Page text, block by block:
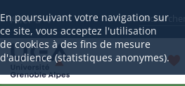
En poursuivant votre navigation sur
ce site, vous acceptez l'utilisation
de cookies à des fins de mesure
d'audience (statistiques anonymes).
Aller à